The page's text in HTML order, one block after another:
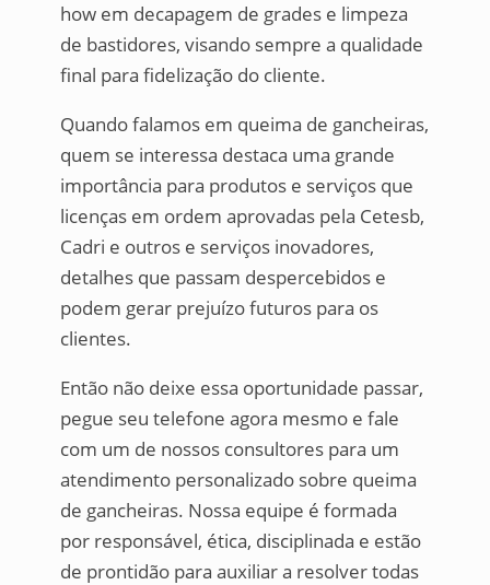
how em decapagem de grades e limpeza
de bastidores, visando sempre a qualidade
final para fidelização do cliente.
Quando falamos em queima de gancheiras,
quem se interessa destaca uma grande
importância para produtos e serviços que
licenças em ordem aprovadas pela Cetesb,
Cadri e outros e serviços inovadores,
detalhes que passam despercebidos e
podem gerar prejuízo futuros para os
clientes.
Então não deixe essa oportunidade passar,
pegue seu telefone agora mesmo e fale
com um de nossos consultores para um
atendimento personalizado sobre queima
de gancheiras. Nossa equipe é formada
por responsável, ética, disciplinada e estão
de prontidão para auxiliar a resolver todas